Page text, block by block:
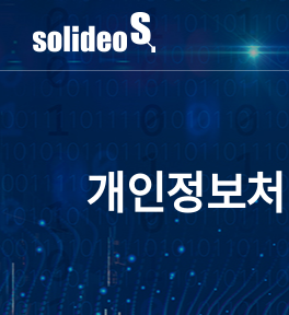
개인정보